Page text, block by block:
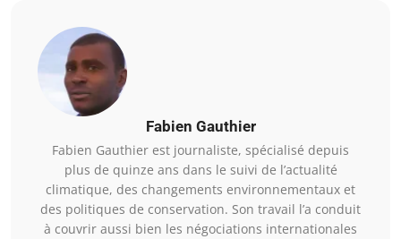
Fabien Gauthier
Fabien Gauthier est journaliste, spécialisé depuis
plus de quinze ans dans le suivi de l’actualité
climatique, des changements environnementaux et
des politiques de conservation. Son travail l’a conduit
à couvrir aussi bien les négociations internationales